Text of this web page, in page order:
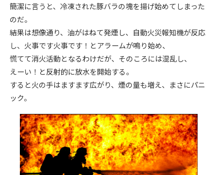
簡潔に言うと、冷凍された豚バラの塊を揚げ始めてしまった
のだ。
結果は想像通り、油がはねて発煙し、自動火災報知機が反応
し、火事です火事です！とアラームが鳴り始め、
慌てて消火活動となるわけだが、そのころには混乱し、
えーい！と反射的に放水を開始する。
すると火の手はますます広がり、煙の量も増え、まさにパニ
ック。